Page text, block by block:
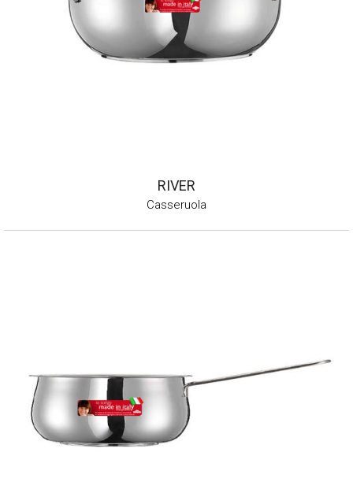
RIVER
Casseruola